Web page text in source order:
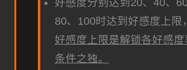
80、100时达到好感度上限，
好感度上限是解锁各好感度
条件之独。